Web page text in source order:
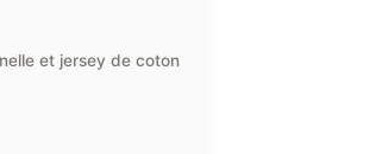
et jersey de coton